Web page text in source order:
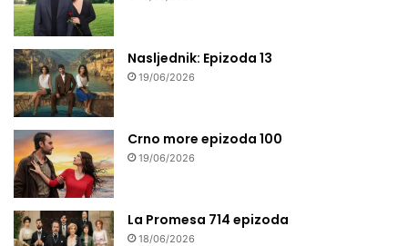
Nasljednik: Epizoda 13
19/06/2026
Crno more epizoda 100
19/06/2026
La Promesa 714 epizoda
18/06/2026